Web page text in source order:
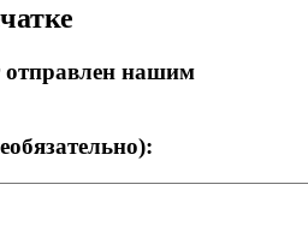
отправлен нашим